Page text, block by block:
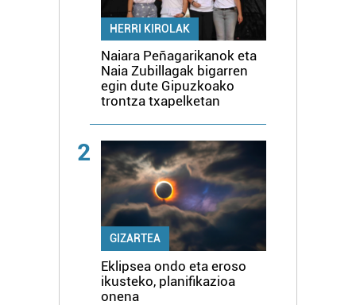
HERRI KIROLAK
Naiara Peñagarikanok eta
Naia Zubillagak bigarren
egin dute Gipuzkoako
trontza txapelketan
2
GIZARTEA
Eklipsea ondo eta eroso
ikusteko, planifikazioa
onena